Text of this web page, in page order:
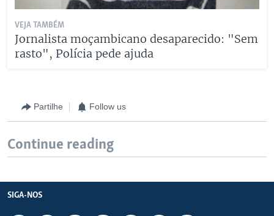
VEJA TAMBÉM
Jornalista moçambicano desaparecido: "Sem
rasto", Polícia pede ajuda
Partilhe Follow us
Continue reading
SIGA-NOS